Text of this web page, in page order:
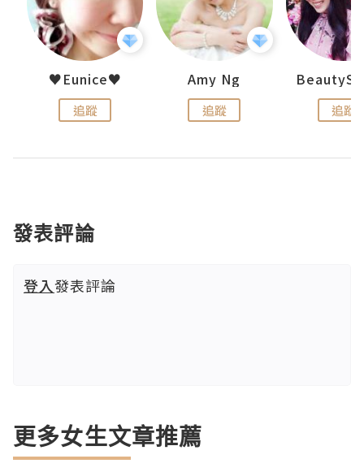
♥Eunice♥
追蹤
Amy Ng
追蹤 追蹤
發表評論
登入發表評論
更多女生文章推薦